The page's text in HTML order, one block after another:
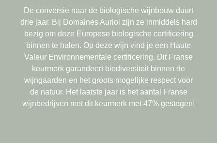
De conversie naar de biologische wijnbouw duurt
drie jaar. Bij Domaines Auriol zijn ze inmiddels hard
bezig om deze Europese biologische certificering
binnen te halen. Op deze wijn vind je een Haute
Valeur Environnementale certificering. Dit Franse
keurmerk garandeert biodiversiteit binnen de
wijngaarden en het groots mogelijke respect voor
de natuur. Het laatste jaar is het aantal Franse
wijnbedrijven met dit keurmerk met 47% gestegen!